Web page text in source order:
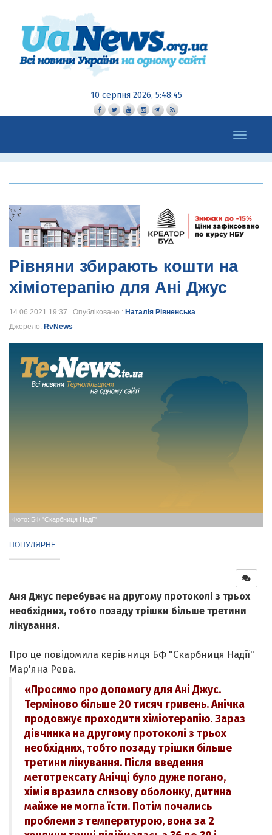
10 серпня 2026, 5:48:46
Toggle
navigation
Рівняни збирають кошти на
хіміотерапію для Ані Джус
14.06.2021 19:37 Опубліковано : Наталія Рівненська
Джерело: RvNews
Фото: БФ "Скарбниця Надії"
ПОПУЛЯРНЕ
Аня Джус перебуває на другому протоколі з трьох
необхідних, тобто позаду трішки більше третини
лікування.
Про це повідомила керівниця БФ "Скарбниця Надії"
Мар'яна Рева.
«Просимо про допомогу для Ані Джус.
Терміново більше 20 тисяч гривень. Анічка
продовжує проходити хіміотерапію. Зараз
дівчинка на другому протоколі з трьох
необхідних, тобто позаду трішки більше
третини лікування. Після введення
метотрексату Анічці було дуже погано,
хімія вразила слизову оболонку, дитина
майже не могла їсти. Потім почались
проблеми з температурою, вона за 2